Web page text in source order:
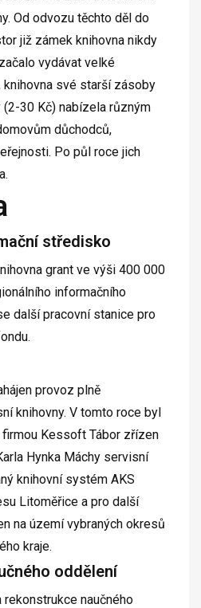
Od odvozu těchto děl do
již zámek knihovna nikdy
vydávat velké
knihovna své starší zásoby
30 Kč) nabízela různým
důchodců,
Po půl roce jich
středisko
grant ve výši 400 000
informačního
další pracovní stanice pro
provoz plně
knihovny. V tomto roce byl
Kessoft Tábor zřízen
Hynka Máchy servisní
knihovní systém AKS
Litoměřice a pro další
na území vybraných okresů
kraje.
oddělení
rekonstrukce naučného